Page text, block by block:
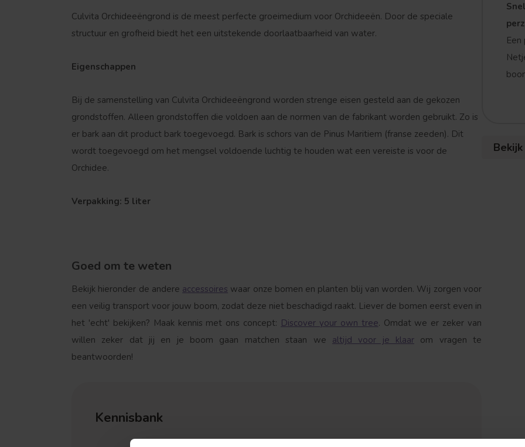
Culvita Orchideeëngrond is de meest perfecte groeimedium voor Orchideeën. Door de speciale
structuur en grofheid biedt het een uitstekende doorlaatbaarheid van water.
Eigenschappen
Bij de samenstelling van Culvita Orchideeëngrond worden strenge eisen gesteld aan de gekozen
grondstoffen. Alleen grondstoffen die voldoen aan de normen van de fabrikant worden gebruikt. Zo is
er bark aan dit product bark toegevoegd. Bark is schors van de Pinus Maritiem (franse zeeden). Dit
wordt toegevoegd om het mengsel voldoende luchtig te houden wat een vereiste is voor de
Orchidee.
Verpakking: 5 liter
Goed om te weten
Bekijk hieronder de andere accessoires waar onze bomen en planten blij van worden. Wij zorgen voor
een veilig transport voor jouw boom, zodat deze niet beschadigd raakt. Liever de bomen eerst even in
het 'echt' bekijken? Maak kennis met ons concept: Discover your own tree. Omdat we er zeker van
willen zeker dat jij en je boom gaan matchen staan we altijd voor je klaarom vragen te
beantwoorden!
Kennisbank